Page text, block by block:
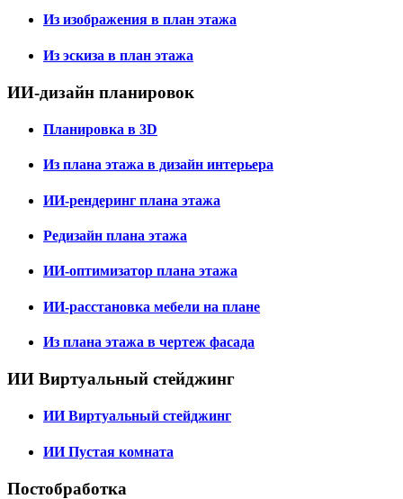
Из изображения в план этажа
Из эскиза в план этажа
ИИ-дизайн планировок
Планировка в 3D
Из плана этажа в дизайн интерьера
ИИ-рендеринг плана этажа
Редизайн плана этажа
ИИ-оптимизатор плана этажа
ИИ-расстановка мебели на плане
Из плана этажа в чертеж фасада
ИИ Виртуальный стейджинг
ИИ Виртуальный стейджинг
ИИ Пустая комната
Постобработка